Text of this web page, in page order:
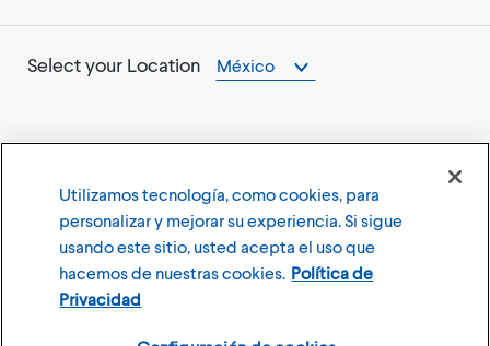
Select your Location México
Terms of Use Privacy Policy
Utilizamos tecnología, como cookies, para
personalizar y mejorar su experiencia. Si sigue
usando este sitio, usted acepta el uso que
hacemos de nuestras cookies. Política de
Privacidad